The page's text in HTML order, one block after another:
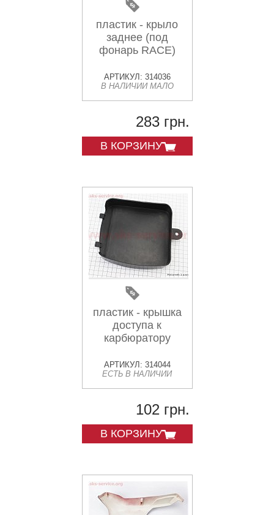
пластик - крыло
заднее (под
фонарь RACE)
АРТИКУЛ: 314036
В НАЛИЧИИ МАЛО
283 грн.
В КОРЗИНУ
пластик - крышка
доступа к
карбюратору
АРТИКУЛ: 314044
ЕСТЬ В НАЛИЧИИ
102 грн.
В КОРЗИНУ